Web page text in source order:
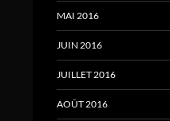
MAI 2016
JUIN 2016
JUILLET 2016
AOÛT 2016